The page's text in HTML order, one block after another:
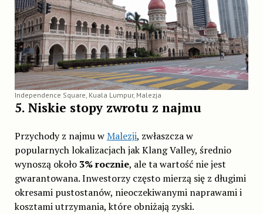
Independence Square, Kuala Lumpur, Malezja
5. Niskie stopy zwrotu z najmu
Przychody z najmu wMalezji, zwłaszcza w
popularnych lokalizacjach jak Klang Valley, średnio
wynoszą około 3% rocznie, ale ta wartość nie jest
gwarantowana. Inwestorzy często mierzą się z długimi
okresami pustostanów, nieoczekiwanymi naprawami i
kosztami utrzymania, które obniżają zyski.